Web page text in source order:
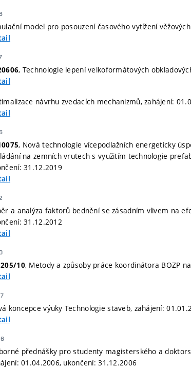
model pro posouzení časového vytížení
, Technologie lepení velkoformátových
návrhu zvedacích mechanizmů, zahájení:
, Nová technologie vícepodlažních energeticky
na zemních vrutech s využitím technologie
31.12.2019
a analýza faktorů bednění se zásadním vlivem na
31.12.2012
205/10, Metody a způsoby práce koordinátora BOZP
koncepce výuky Technologie staveb, zahájení:
přednášky pro studenty magisterského a
01.04.2006, ukončení: 31.12.2006